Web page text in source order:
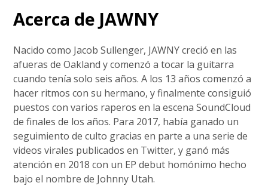
Acerca de JAWNY
Nacido como Jacob Sullenger, JAWNY creció en las
afueras de Oakland y comenzó a tocar la guitarra
cuando tenía solo seis años. A los 13 años comenzó a
hacer ritmos con su hermano, y finalmente consiguió
puestos con varios raperos en la escena SoundCloud
de finales de los años. Para 2017, había ganado un
seguimiento de culto gracias en parte a una serie de
videos virales publicados en Twitter, y ganó más
atención en 2018 con un EP debut homónimo hecho
bajo el nombre de Johnny Utah.